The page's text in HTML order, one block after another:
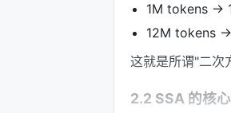
1M tokens →
12M tokens
这就是所谓"二次
2.2 SSA 的核